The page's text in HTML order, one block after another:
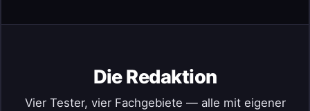
Die Redaktion
Vier Tester, vier Fachgebiete — alle mit eigener